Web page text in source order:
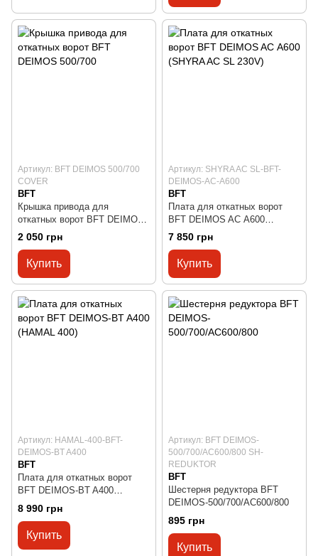
Артикул: BFT DEIMOS 500/700
COVER
BFT
Крышка привода для
откатных ворот BFT DEIMOS
500/700
2 050 грн
Купить
Артикул: SHYRA AC SL-BFT-
DEIMOS-АС-A600
BFT
Плата для откатных ворот
BFT DEIMOS AС A600
(SHYRA AC SL 230V)
7 850 грн
Купить
Артикул: HAMAL-400-BFT-
DEIMOS-BT A400
BFT
Плата для откатных ворот
BFT DEIMOS-BT A400
(HAMAL 400)
8 990 грн
Купить
Артикул: BFT DEIMOS-
500/700/AC600/800 SH-
REDUKTOR
BFT
Шестерня редуктора BFT
DEIMOS-500/700/AC600/800
895 грн
Купить